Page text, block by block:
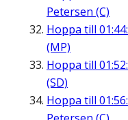
Petersen (C)
Hoppa till
(MP)
Hoppa till
(SD)
Hoppa till